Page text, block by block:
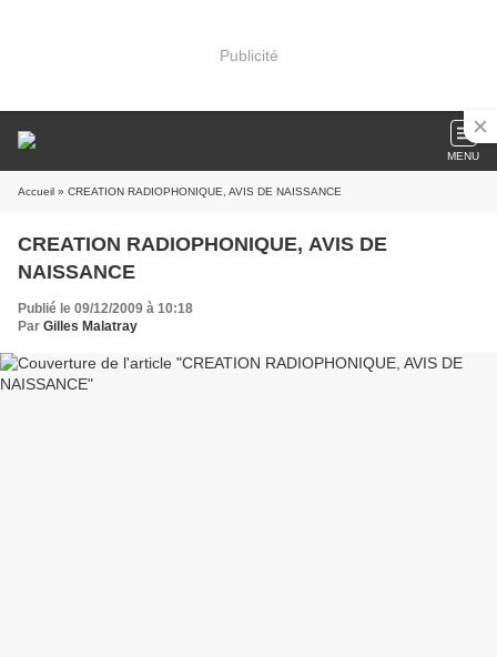
Publicité
MENU
Accueil » CREATION RADIOPHONIQUE, AVIS DE NAISSANCE
CREATION RADIOPHONIQUE, AVIS DE
NAISSANCE
Publié le 09/12/2009 à 10:18
Par Gilles Malatray